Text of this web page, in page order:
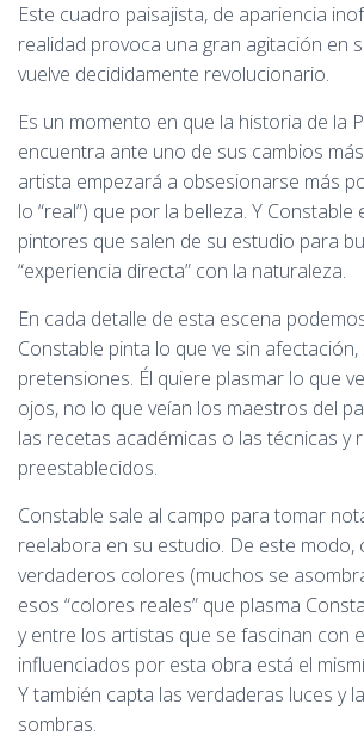
Este cuadro paisajista, de apariencia
realidad provoca una gran agitación en
vuelve decididamente revolucionario.
Es un momento en que la historia de la
encuentra ante uno de sus cambios
artista empezará a obsesionarse más
lo “real”) que por la belleza. Y
pintores que salen de su estudio para
“experiencia directa” con la naturaleza.
En cada detalle de esta escena
Constable pinta lo que ve sin
pretensiones. Él quiere plasmar lo que
ojos, no lo que veían los maestros del
las recetas académicas o las técnicas y
preestablecidos.
Constable sale al campo para tomar
reelabora en su estudio. De este modo,
verdaderos colores (muchos se
esos “colores reales” que plasma
y entre los artistas que se fascinan con
influenciados por esta obra está el
Y también capta las verdaderas luces y
sombras.